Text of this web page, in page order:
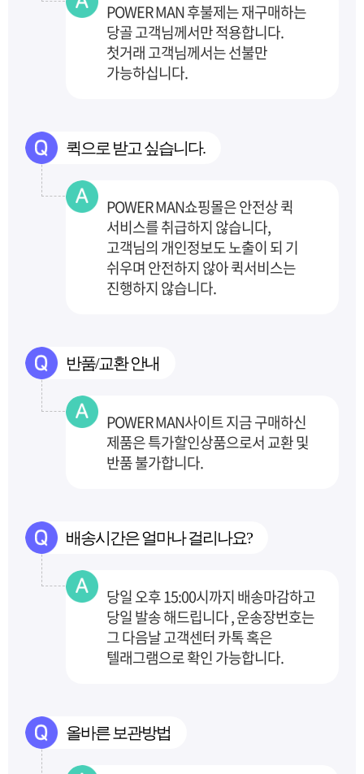
POWER MAN 후불제는 재구매하는
당골 고객님께서만 적용합니다.
첫거래 고객님께서는 선불만
가능하십니다.
퀵으로 받고 싶습니다.
POWER MAN쇼핑몰은 안전상 퀵
서비스를 취급하지 않습니다,
고객님의 개인정보도 노출이 되 기
쉬우며 안전하지 않아 퀵서비스는
진행하지 않습니다.
반품/교환 안내
POWER MAN사이트 지금 구매하신
제품은 특가할인상품으로서 교환 및
반품 불가합니다.
배송시간은 얼마나 걸리나요?
당일 오후 15:00시까지 배송마감하고
당일 발송 해드립니다 , 운송장번호는
그 다음날 고객센터카톡 혹은
텔래그램으로 확인 가능합니다.
올바른 보관방법